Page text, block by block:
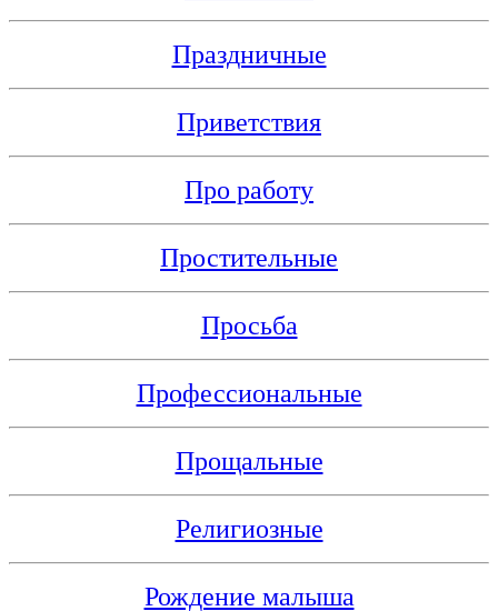
Праздничные
Приветствия
Про работу
Простительные
Просьба
Профессиональные
Прощальные
Религиозные
Рождение малыша